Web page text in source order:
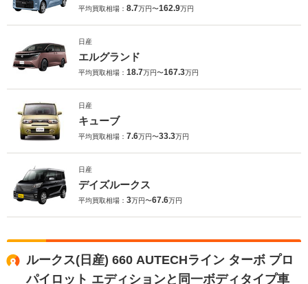
平均買取相場： 8.7万円〜162.9万円
日産
エルグランド
平均買取相場： 18.7万円〜167.3万円
日産
キューブ
平均買取相場： 7.6万円〜33.3万円
日産
デイズルークス
平均買取相場： 3万円〜67.6万円
ルークス(日産) 660 AUTECHライン ターボ プロ
パイロット エディションと同一ボディタイプ車